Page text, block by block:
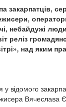
закарпатців,
небайдужі
реліз
над яким
відомого
Вячеслава